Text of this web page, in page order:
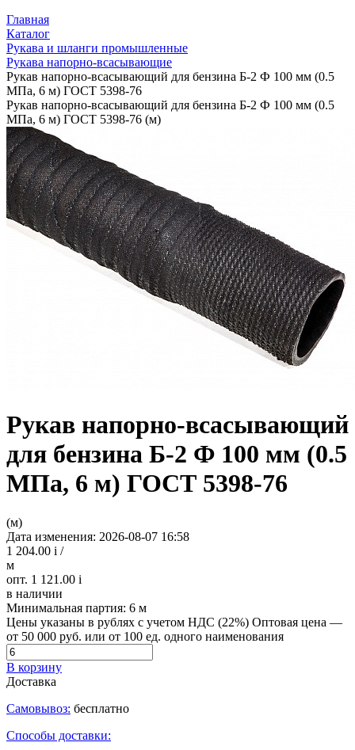
Главная
Каталог
Рукава и шланги промышленные
Рукава напорно-всасывающие
Рукав напорно-всасывающий для бензина Б-2 Ф 100 мм (0.5
МПа, 6 м) ГОСТ 5398-76
Рукав напорно-всасывающий для бензина Б-2 Ф 100 мм (0.5
МПа, 6 м) ГОСТ 5398-76 (м)
Рукав напорно-всасывающий
для бензина Б-2 Ф 100 мм (0.5
МПа, 6 м) ГОСТ 5398-76
(м)
Дата изменения: 2026-08-07 16:58
1 204.00 i /
м
опт. 1 121.00 i
в наличии
Минимальная партия: 6 м
Цены указаны в рублях с учетом НДС (22%) Оптовая цена —
от 50 000 руб. или от 100 ед. одного наименования
В корзину
Доставка
Самовывоз: бесплатно
Способы доставки: